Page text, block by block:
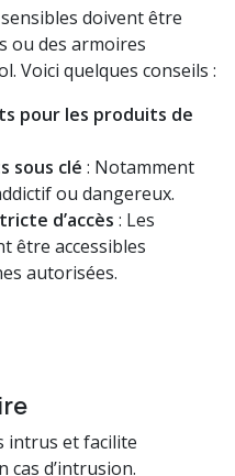
doivent être
ou des armoires
Voici quelques conseils :
pour les produits de
sous clé : Notamment
ou dangereux.
d’accès : Les
être accessibles
autorisées.
intrus et facilite
cas d’intrusion.